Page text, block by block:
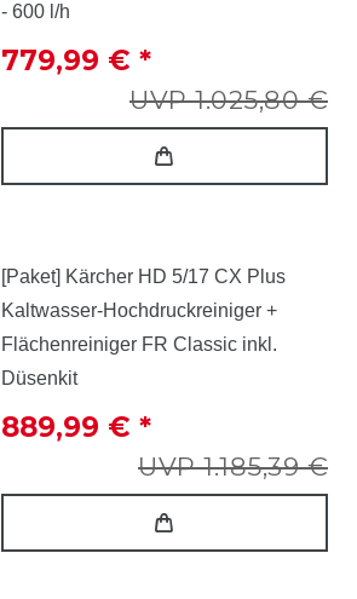
- 600 l/h
UVP 1.025,80 €
779,99 € *
[Paket] Kärcher HD 5/17 CX Plus
Kaltwasser-Hochdruckreiniger +
Flächenreiniger FR Classic inkl.
Düsenkit
UVP 1.185,39 €
889,99 € *